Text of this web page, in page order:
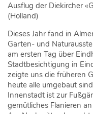
Ausflug der Diekircher
(Holland)
Dieses Jahr fand in
Garten- und
am ersten Tag über
Stadtbesichtigung in
zeigte uns die früheren
heute alle umgebaut
Innenstadt ist zur
gemütliches Flanieren